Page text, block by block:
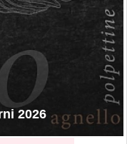
2026